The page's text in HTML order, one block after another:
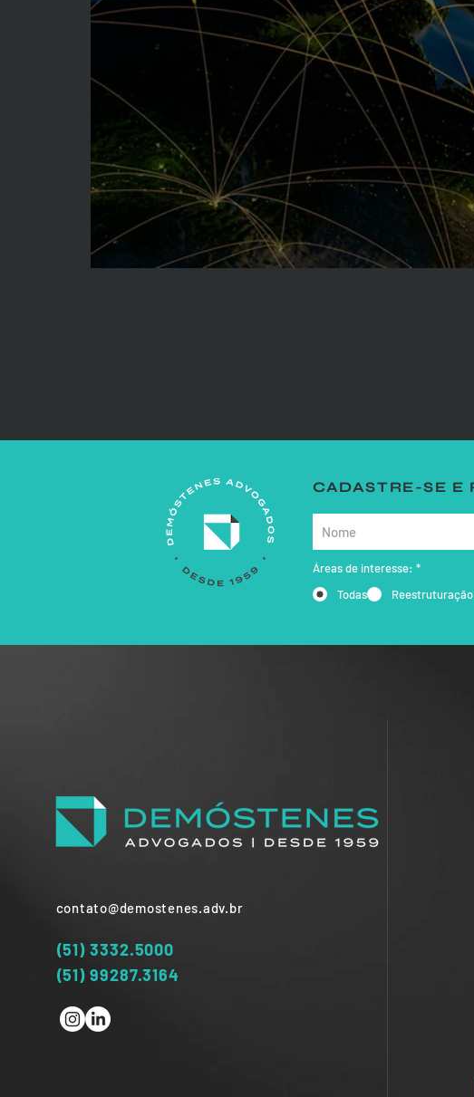
CADASTRE-SE E
Áreas de interesse: *
Todas
contato@demostenes.adv.br
(51) 3332.5000
(51) 99287.3164